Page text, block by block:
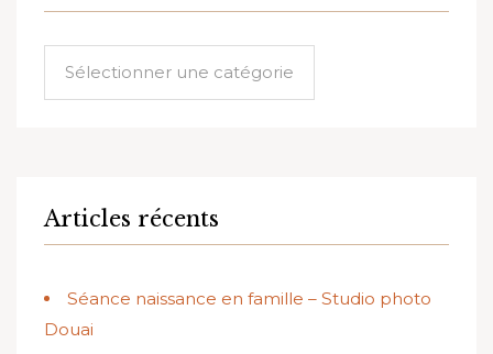
Articles récents
Séance naissance en famille – Studio photo
Douai